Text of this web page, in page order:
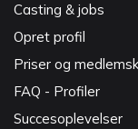
Casting & jobs
Opret profil
Priser og
FAQ - Profiler
Succesoplevelser